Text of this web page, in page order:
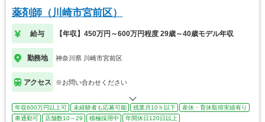
薬剤師（川崎市宮前区）
給与 【年収】450万円～600万円程度 29歳～40歳モデル年収
勤務地 神奈川県 川崎市宮前区
アクセス ※お問い合わせください
年収600万円以上可 未経験者も応募可能 残業月10ｈ以下
産休・育休取得実績有り
車通勤可
店舗数10～29 積極採用中 年間休日120日以上